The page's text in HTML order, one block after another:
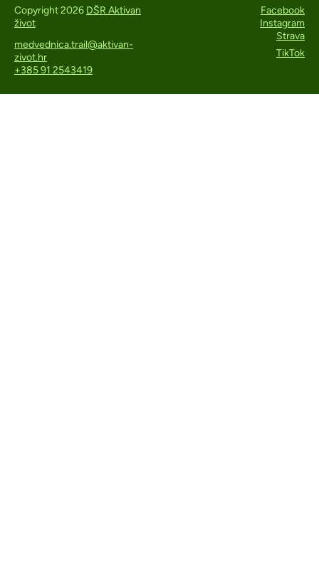
Copyright 2026 DŠR Aktivan
život
medvednica.trail@aktivan-
zivot.hr
+385 91 2543419
Facebook
Instagram
Strava
TikTok